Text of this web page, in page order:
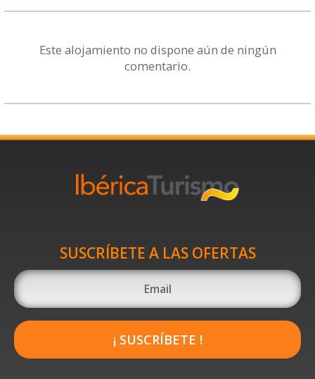
Este alojamiento no dispone aún de ningún
comentario.
SUSCRÍBETE A LAS OFERTAS
¡ SUSCRÍBETE !